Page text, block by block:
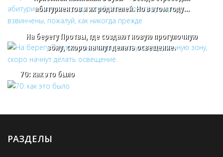
абитуриентов и их родителей. Но в этом году…
На берегу Протвы, где создают новую прогулочную
зону, скоро начнут делать освещение.
70: как это было
РАЗДЕЛЫ